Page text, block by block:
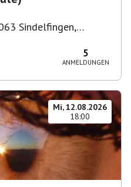
Sindelfingen,
5
ANMELDUNGEN
Mi, 12.08.2026
18:00